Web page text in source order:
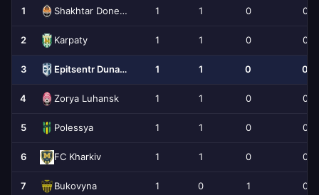
1 Shakhtar Donetsk 1 1 0 0
2 Karpaty 1 1 0 0
3 Epitsentr Dunayivtsi 1 1 0 0
4 Zorya Luhansk 1 1 0 0
5 Polessya 1 1 0 0
6 FC Kharkiv 1 1 0 0
7 Bukovyna 1 0 1 0